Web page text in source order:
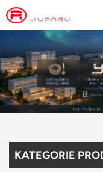
KATEGORIE